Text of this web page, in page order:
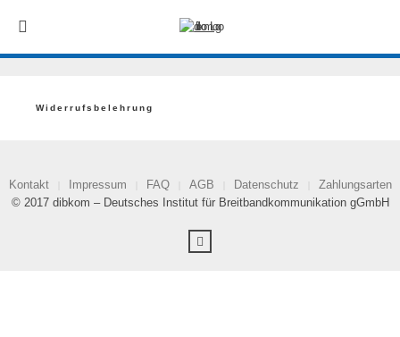
Widerrufsbelehrung
Kontakt Impressum FAQ AGB Datenschutz
Zahlungsarten
© 2017 dibkom – Deutsches Institut für Breitbandkommunikation gGmbH